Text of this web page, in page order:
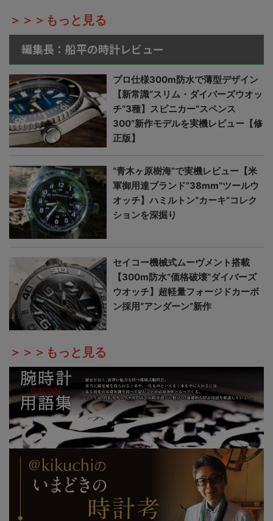
＞＞＞もっと見る
編集長：船平の時計レビュー
プロ仕様300m防水で薄型デザイン
【新常識“スリム・ダイバーズウオッ
チ”3種】スピニカー“スペンス
300”新作モデルを実機レビュー【修
正版】
“青木ヶ原樹海”で実機レビュー【米
軍御用達ブランド“38mm”ツールウ
オッチ】ハミルトン“カーキ”コレク
ションを深掘り
セイコー機械式ムーヴメント搭載
【300m防水“価格破壊”ダイバーズ
ウオッチ】超軽量フォージドカーボ
ン採用“アンダーン”新作
＞＞＞もっと見る